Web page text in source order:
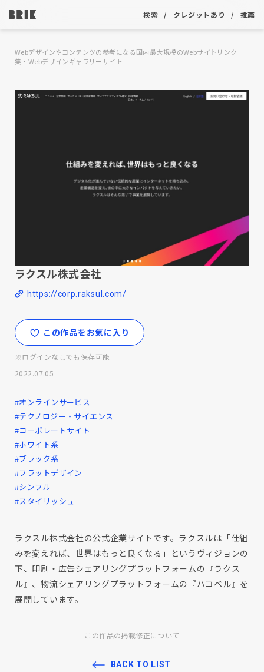
検索 クレジットあり 推薦
Webデザインやコンテンツの参考になる国内最大規模のWebサイトリンク
集・Webデザインギャラリーサイト
ラクスル株式会社
https://corp.raksul.com/
この作品をお気に入り
※ログインなしでも保存可能
2022.07.05
#オンラインサービス
#テクノロジー・サイエンス
#コーポレートサイト
#ホワイト系
#ブラック系
#フラットデザイン
#シンプル
#スタイリッシュ
ラクスル株式会社の公式企業サイトです。ラクスルは「仕組
みを変えれば、世界はもっと良くなる」というヴィジョンの
下、印刷・広告シェアリングプラットフォームの『ラクス
ル』、物流シェアリングプラットフォームの『ハコベル』を
展開しています。
この作品の掲載修正について
BACK TO LIST